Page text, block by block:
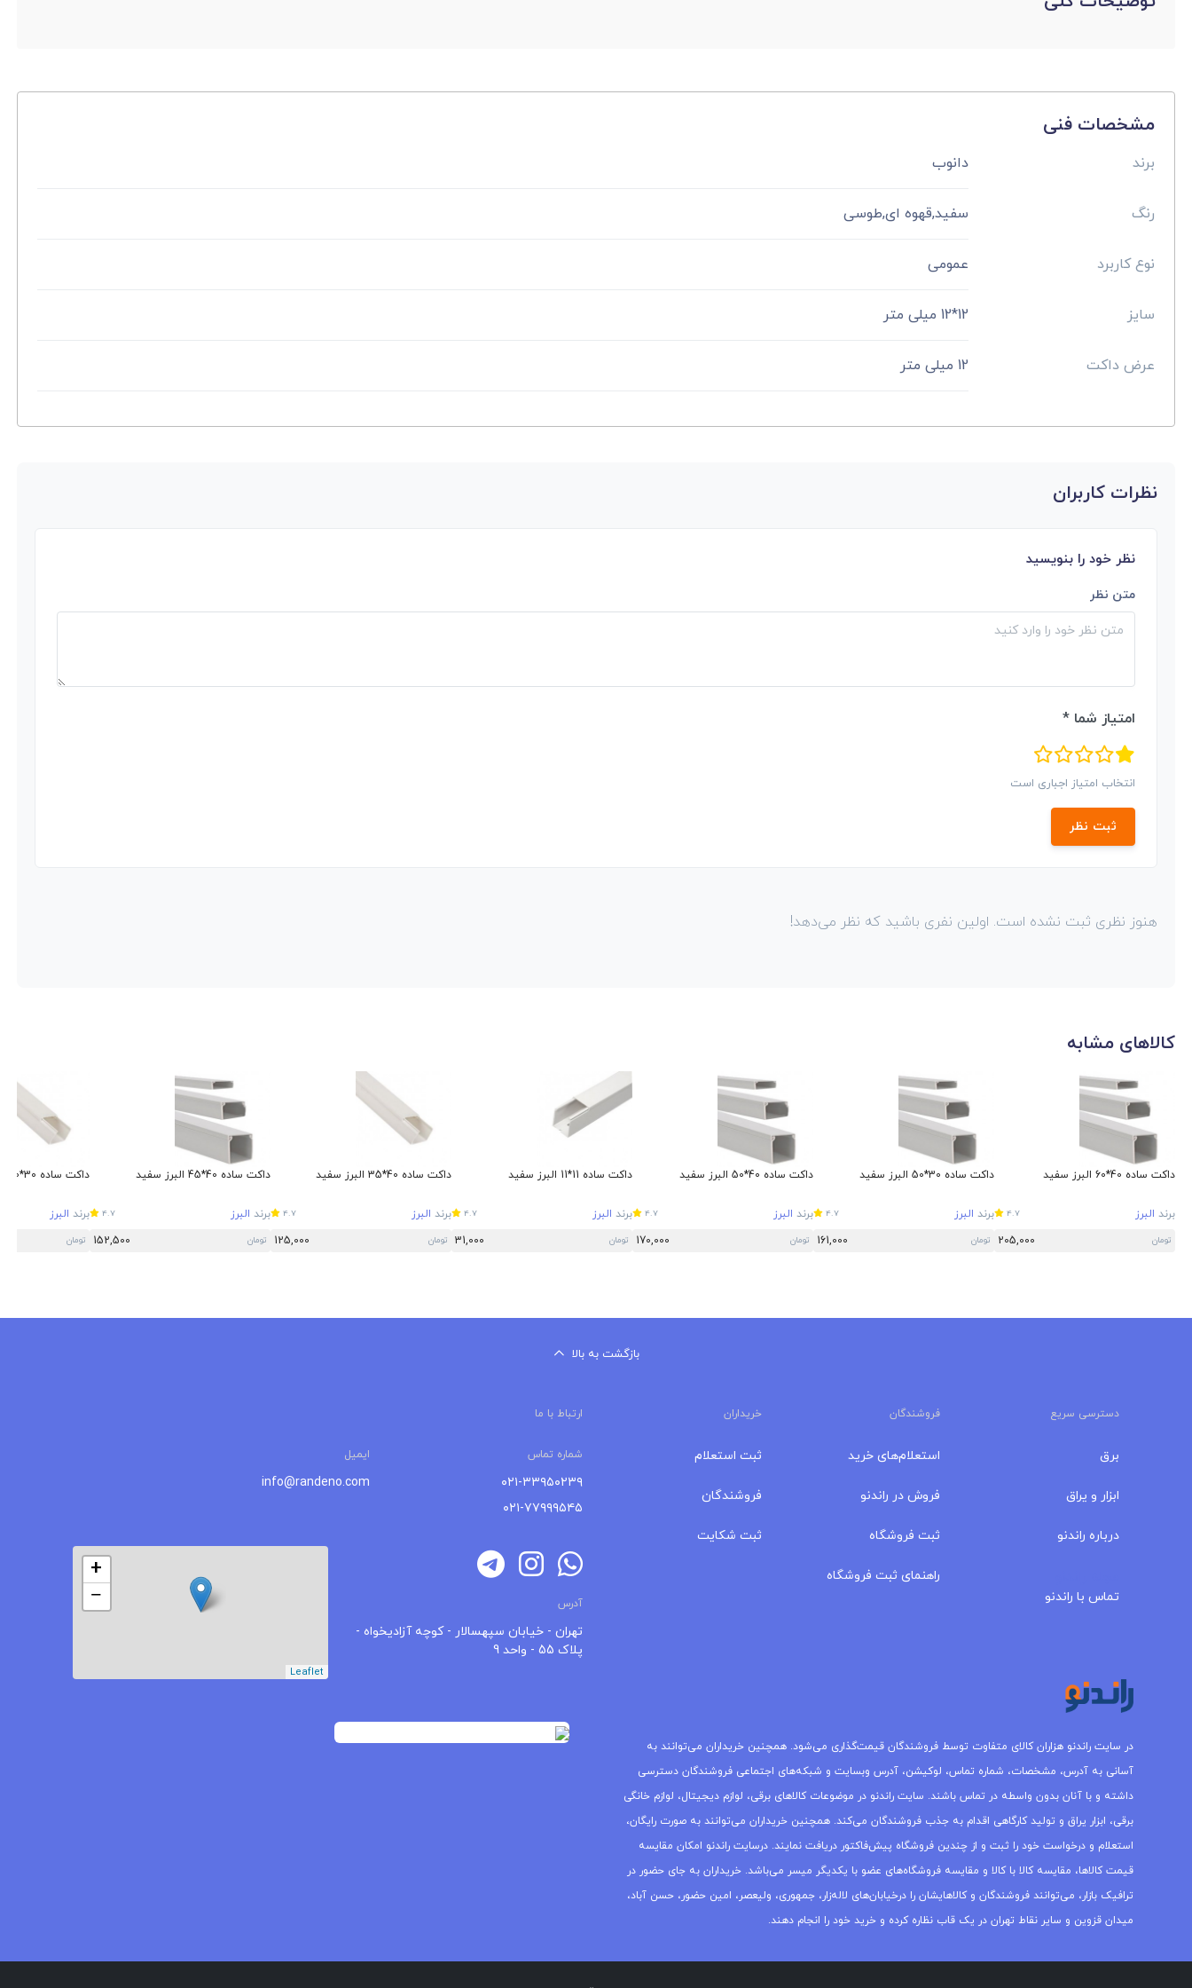
مشخصات فنی
برند دانوب
رنگ سفید,قهوه ای,طوسی
نوع کاربرد عمومی
سایز 12*12 میلی متر
عرض داکت 12 میلی متر
نظرات کاربران
نظر خود را بنویسید
متن نظر
امتیاز شما *
انتخاب امتیاز اجباری است
ثبت نظر
هنوز نظری ثبت نشده است. اولین نفری باشید که نظر می‌دهد!
کالاهای مشابه
داکت ساده 40*60 البرز سفید
برند البرز 4.7
تومان 205,000
داکت ساده 30*50 البرز سفید
برند البرز 4.7
تومان 161,000
داکت ساده 40*50 البرز سفید
برند البرز 4.7
تومان 170,000
داکت ساده 11*11 البرز سفید
برند البرز 4.7
تومان 31,000
داکت ساده 40*35 البرز سفید
برند البرز 4.7
تومان 125,000
داکت ساده 40*45 البرز سفید
برند البرز 4.7
تومان 152,500
داکت ساده 30*30 البرز سفید
برند البرز
تومان
بازگشت به بالا
دسترسی سریع فروشندگان خریداران ارتباط با ما
برق
ابزار و یراق
درباره‌ راندنو
تماس با راندنو
استعلام‌های خرید
فروش در راندنو
ثبت فروشگاه
راهنمای ثبت فروشگاه
ثبت استعلام
فروشندگان
ثبت شکایت
شماره تماس ایمیل
۰۲۱-۳۳۹۵۰۲۳۹
۰۲۱-۷۷۹۹۹۵۴۵
info@randeno.com
آدرس
تهران - خیابان سپهسالار - کوچه آزادیخواه -
پلاک 55 - واحد 9
+
−
Leaflet
در سایت راندنو هزاران کالای متفاوت توسط فروشندگان قیمت‌گذاری می‌شود. همچنین خریداران می‌توانند به
آسانی به آدرس، مشخصات، شماره تماس، لوکیشن، آدرس وبسایت و شبکه‌های اجتماعی فروشندگان دسترسی
داشته و با آنان بدون واسطه در تماس باشند. سایت راندنو در موضوعات کالاهای برقی، لوازم دیجیتال، لوازم خانگی
برقی، ابزار یراق و تولید کارگاهی اقدام به جذب فروشندگان می‌کند. همچنین خریداران می‌توانند به صورت رایگان،
استعلام و درخواست خود را ثبت و از چندین فروشگاه پیش‌فاکتور دریافت نمایند. درسایت راندنو امکان مقایسه
قیمت کالاها، مقایسه کالا با کالا و مقایسه فروشگاه‌های عضو با یکدیگر میسر می‌باشد. خریداران به جای حضور در
ترافیک بازار، می‌توانند فروشندگان و کالاهایشان را درخیابان‌های لاله‌زار، جمهوری، ولیعصر، امین حضور، حسن آباد،
میدان قزوین و سایر نقاط تهران در یک قاب نظاره کرده و خرید خود را انجام دهند.